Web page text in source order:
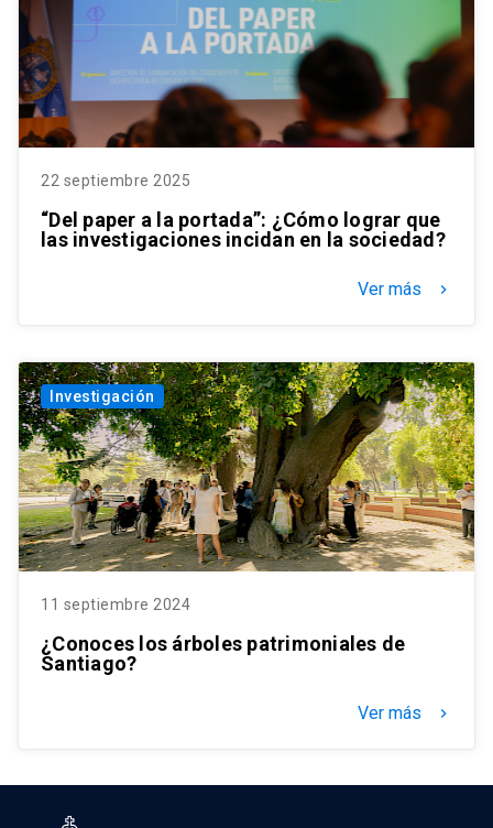
22 septiembre 2025
“Del paper a la portada”: ¿Cómo lograr que
las investigaciones incidan en la sociedad?
Ver más keyboard_arrow_right
Investigación
11 septiembre 2024
¿Conoces los árboles patrimoniales de
Santiago?
Ver más keyboard_arrow_right